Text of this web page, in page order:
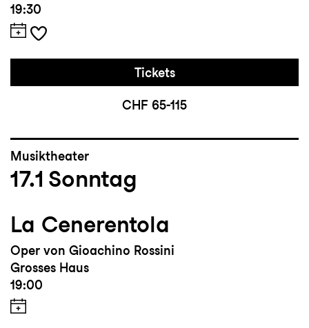
19:30
Tickets
CHF 65-115
Musiktheater
17.1 Sonntag
La Cenerentola
Oper von Gioachino Rossini
Grosses Haus
19:00